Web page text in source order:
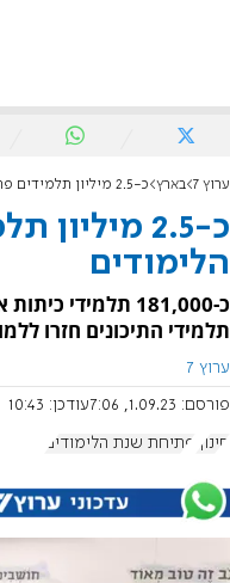
ערוץ 7 בארץ כ-2.5 מיליון תלמידים פתחו את שנת הלימודים
כ-2.5
הלימודים
כ-181,000
תלמידי התיכונים חזרו
ערוץ 7
פורסם: 1.09.23, 7:06 עודכן: 10:43
חינוך פתיחת שנת הלימודים